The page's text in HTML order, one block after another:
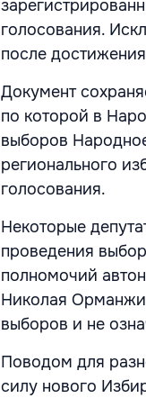
голосования.
после достижения
Документ
по которой в
выборов
регионального
голосования.
Некоторые
проведения
полномочий
Николая
выборов и не
Поводом для
силу нового